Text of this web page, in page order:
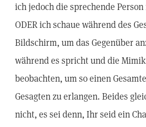
ich jedoch die sprechende
ODER ich schaue während des
Bildschirm, um das Gegenüber
während es spricht und die
beobachten, um so einen
Gesagten zu erlangen. Beides
nicht, es sei denn, Ihr seid ein